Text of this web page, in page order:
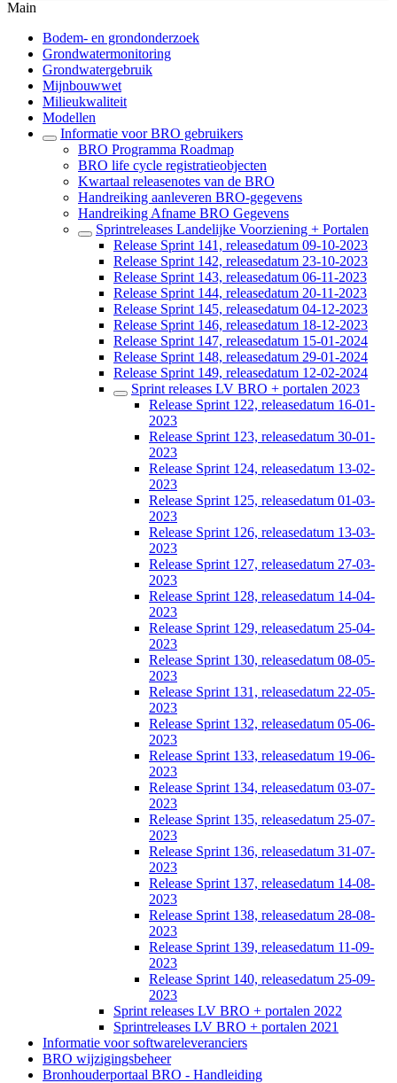
Main
Bodem- en grondonderzoek
Grondwatermonitoring
Grondwatergebruik
Mijnbouwwet
Milieukwaliteit
Modellen
Informatie voor BRO gebruikers
BRO Programma Roadmap
BRO life cycle registratieobjecten
Kwartaal releasenotes van de BRO
Handreiking aanleveren BRO-gegevens
Handreiking Afname BRO Gegevens
Sprintreleases Landelijke Voorziening + Portalen
Release Sprint 141, releasedatum 09-10-2023
Release Sprint 142, releasedatum 23-10-2023
Release Sprint 143, releasedatum 06-11-2023
Release Sprint 144, releasedatum 20-11-2023
Release Sprint 145, releasedatum 04-12-2023
Release Sprint 146, releasedatum 18-12-2023
Release Sprint 147, releasedatum 15-01-2024
Release Sprint 148, releasedatum 29-01-2024
Release Sprint 149, releasedatum 12-02-2024
Sprint releases LV BRO + portalen 2023
Release Sprint 122, releasedatum 16-01-
2023
Release Sprint 123, releasedatum 30-01-
2023
Release Sprint 124, releasedatum 13-02-
2023
Release Sprint 125, releasedatum 01-03-
2023
Release Sprint 126, releasedatum 13-03-
2023
Release Sprint 127, releasedatum 27-03-
2023
Release Sprint 128, releasedatum 14-04-
2023
Release Sprint 129, releasedatum 25-04-
2023
Release Sprint 130, releasedatum 08-05-
2023
Release Sprint 131, releasedatum 22-05-
2023
Release Sprint 132, releasedatum 05-06-
2023
Release Sprint 133, releasedatum 19-06-
2023
Release Sprint 134, releasedatum 03-07-
2023
Release Sprint 135, releasedatum 25-07-
2023
Release Sprint 136, releasedatum 31-07-
2023
Release Sprint 137, releasedatum 14-08-
2023
Release Sprint 138, releasedatum 28-08-
2023
Release Sprint 139, releasedatum 11-09-
2023
Release Sprint 140, releasedatum 25-09-
2023
Sprint releases LV BRO + portalen 2022
Sprintreleases LV BRO + portalen 2021
Informatie voor softwareleveranciers
BRO wijzigingsbeheer
Bronhouderportaal BRO - Handleiding